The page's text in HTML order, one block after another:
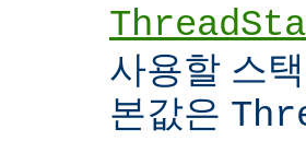
사용할 스
본값은